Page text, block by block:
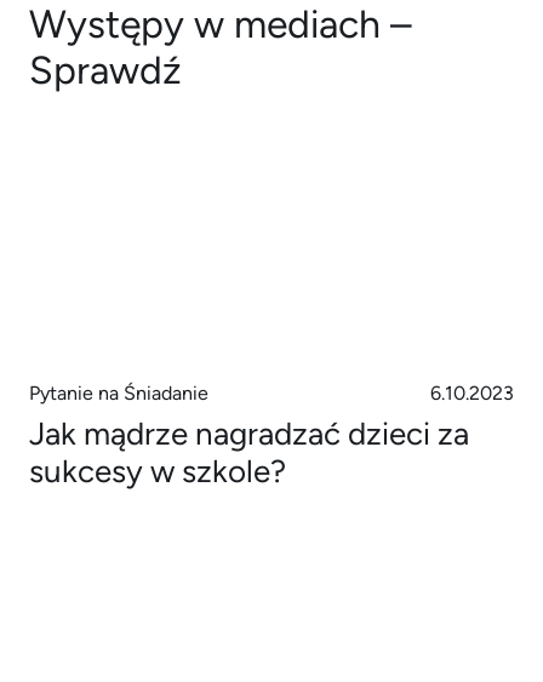
Występy w mediach –
Sprawdź
Pytanie na Śniadanie 6.10.2023
Jak mądrze nagradzać dzieci za
sukcesy w szkole?